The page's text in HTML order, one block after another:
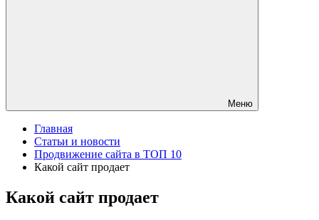
Меню
Главная
Статьи и новости
Продвижение сайта в ТОП 10
Какой сайт продает
Какой сайт продает